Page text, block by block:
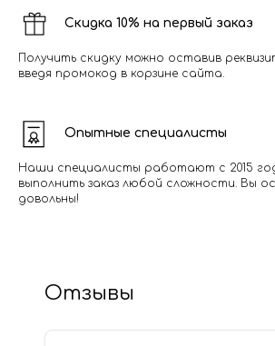
Скидка 10% на первый заказ
Получить скидку можно оставив
введя промокод в корзине сайта.
Опытные специалисты
Наши специалисты работают с 2015
выполнить заказ любой сложности. Вы
довольны!
Отзывы